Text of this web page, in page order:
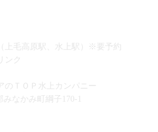
上毛高原駅、水上駅）※要予約
ンク
のＴＯＰ水上カンパニー
なかみ町綱子170-1